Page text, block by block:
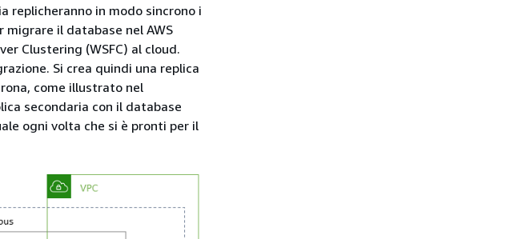
replicheranno in modo sincrono i
il database nel AWS
Clustering (WSFC) al cloud.
Si crea quindi una replica
come illustrato nel
secondaria con il database
ogni volta che si è pronti per il